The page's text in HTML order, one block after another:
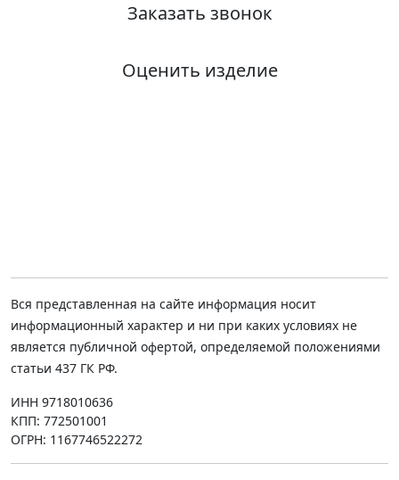
Заказать звонок
Оценить изделие
Вся представленная на сайте информация носит
информационный характер и ни при каких условиях не
является публичной офертой, определяемой положениями
статьи 437 ГК РФ.
ИНН 9718010636
КПП: 772501001
ОГРН: 1167746522272